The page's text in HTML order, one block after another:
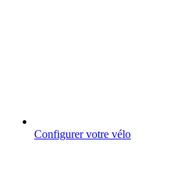
Configurer votre vélo